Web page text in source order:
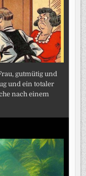
gutmütig und
und ein totaler
nach einem